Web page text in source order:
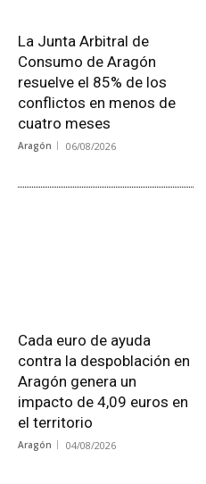
La Junta Arbitral de
Consumo de Aragón
resuelve el 85% de los
conflictos en menos de
cuatro meses
Aragón 06/08/2026
Cada euro de ayuda
contra la despoblación en
Aragón genera un
impacto de 4,09 euros en
el territorio
Aragón 04/08/2026